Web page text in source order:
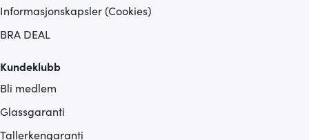
vårt, med partnerne våre innen sosiale medier,
annonsering og analysearbeid, som kan kombinere den
eller som de har samlet inn gjennom din bruk av
tjenestene deres.
Informasjonskapsler (Cookies)
BRA DEAL
Kundeklubb
Bli medlem
Glassgaranti
Tallerkengaranti